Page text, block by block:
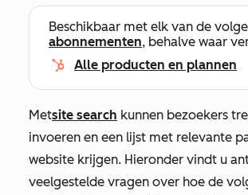
Beschikbaar met elk van de
abonnementen, behalve waar
Alle producten en plannen
Metsite search kunnen bezoekers
invoeren en een lijst met relevante
website krijgen. Hieronder vindt u
veelgestelde vragen over hoe de